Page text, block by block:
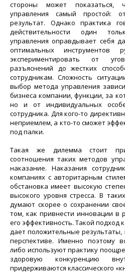
стороны может показаться,
управления самый простой:
результат. Однако практика
действительности один
управления оправдывает себя
оптимальных инструментов
экспериментировать от
разъяснений до жестких
сотрудникам. Сложность
выбор метода управления
бизнеса компании, функции, за
но и от индивидуальных
сотрудника. Для кого-то
неприемлем, а кто-то сможет
под палки.
Такая же дилемма стоит
соотношения таких методов
наказание. Наказания
компаниях с авторитарным
обстановка имеет высокую
высокого уровня стресса. В
думают скорее о сохранении
том, как привнести инновации в
его эффективность. Такой подход
дает положительные результаты,
перспективе. Именно поэтому
либо используют практику
здоровую конкуренцию
придерживаются классического